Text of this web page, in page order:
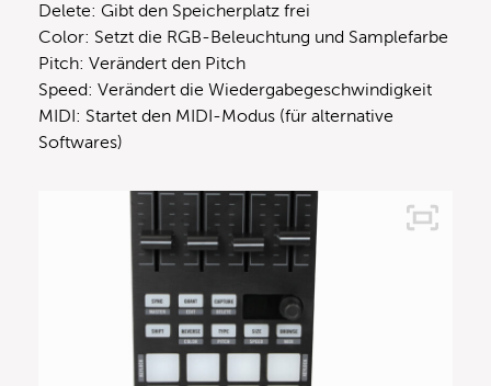
Delete: Gibt den Speicherplatz frei
Color: Setzt die RGB-Beleuchtung und Samplefarbe
Pitch: Verändert den Pitch
Speed: Verändert die Wiedergabegeschwindigkeit
MIDI: Startet den MIDI-Modus (für alternative
Softwares)